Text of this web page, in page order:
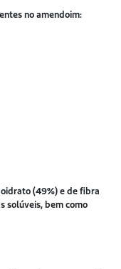
no amendoim:
(49%) e de fibra
solúveis, bem como